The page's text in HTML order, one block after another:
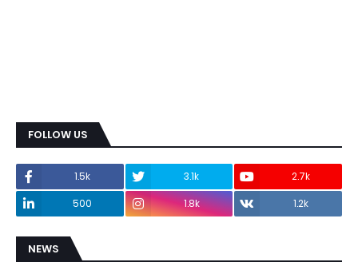
FOLLOW US
1.5k 3.1k
2.7k
500
1.8k 1.2k
NEWS